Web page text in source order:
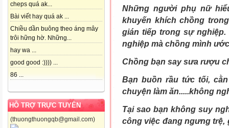
cheps quá ak...
Bài viết hay quá ak ...
Chiều dần buông theo áng mây
trôi hững hờ. Những...
hay wa ...
good good :)))) ...
86 ...
HỖ TRỢ TRỰC TUYẾN
(thuongthuongqb@gmail.com)
Những người phụ nữ
khuyến khích chồng
gián tiếp trong sự
nghiệp mà chồng mình
Chồng bạn say sưa rượu
Bạn buồn rầu tức tối,
chuyện làm ăn.....không
Tại sao bạn không suy
công việc đang ngưng trệ,